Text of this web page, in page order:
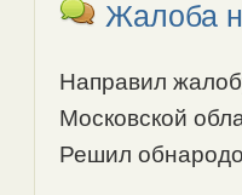
Жалоба
Направил
Московской
Решил